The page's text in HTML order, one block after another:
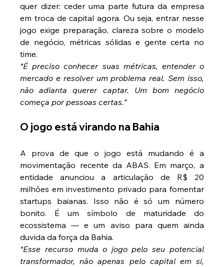
quer dizer: ceder uma parte futura da empresa
em troca de capital agora. Ou seja, entrar nesse
jogo exige preparação, clareza sobre o modelo
de negócio, métricas sólidas e gente certa no
time.
“É preciso conhecer suas métricas, entender o
mercado e resolver um problema real. Sem isso,
não adianta querer captar. Um bom negócio
começa por pessoas certas.”
O jogo está virando na Bahia
A prova de que o jogo está mudando é a
movimentação recente da ABAS. Em março, a
entidade anunciou a articulação de R$ 20
milhões em investimento privado para fomentar
startups baianas. Isso não é só um número
bonito. É um símbolo de maturidade do
ecossistema — e um aviso para quem ainda
duvida da força da Bahia.
“Esse recurso muda o jogo pelo seu potencial
transformador, não apenas pelo capital em si,